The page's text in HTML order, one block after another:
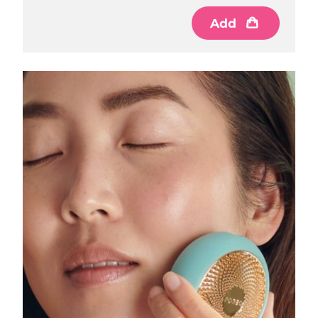
Add
Tahmini teslim tarihi 8/11/26
Malta Tahmini teslim tarihi8/9/26
Tahmini teslim tarihi8/13/26
Monako Tahmini teslim tarihi8/10/26
Hollanda Tahmini teslim tarihi 8/9/26
Yeni Zelanda Tahmini teslim tarihi 8/9/26
Norveç Tahmini teslim tarihi8/9/26
Umman Tahmini teslim tarihi8/12/26